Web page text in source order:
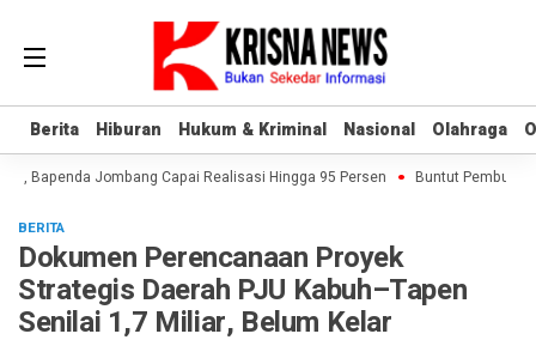
Berita Hiburan Hukum & Kriminal Nasional Olahraga
Berita Hiburan Hukum & Kriminal Nasional Olahraga
Bapenda Jombang Capai Realisasi Hingga 95 Persen Buntut
BERITA
Dokumen Perencanaan Proyek
Strategis Daerah PJU Kabuh–Tapen
Senilai 1,7 Miliar, Belum Kelar